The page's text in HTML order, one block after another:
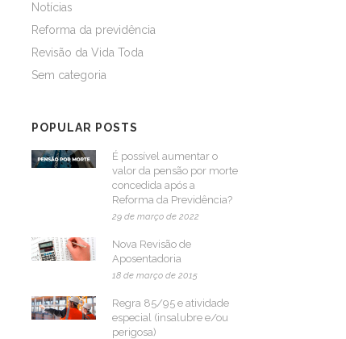
Notícias
Reforma da previdência
Revisão da Vida Toda
Sem categoria
POPULAR POSTS
É possível aumentar o
valor da pensão por morte
concedida após a
Reforma da Previdência?
29 de março de 2022
Nova Revisão de
Aposentadoria
18 de março de 2015
Regra 85/95 e atividade
especial (insalubre e/ou
perigosa)